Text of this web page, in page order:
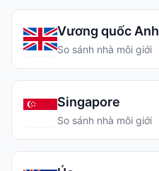
Vương quốc Anh
So sánh nhà môi giới
Singapore
So sánh nhà môi giới